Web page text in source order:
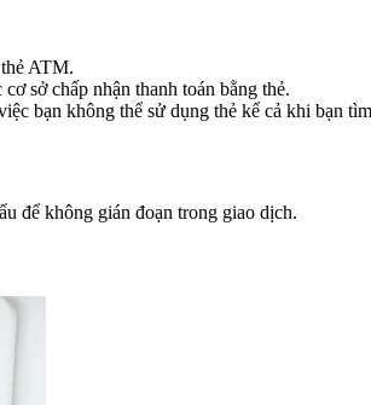
ATM.
sở chấp nhận thanh toán bằng thẻ.
bạn không thể sử dụng thẻ kể cả khi bạn
để không gián đoạn trong giao dịch.